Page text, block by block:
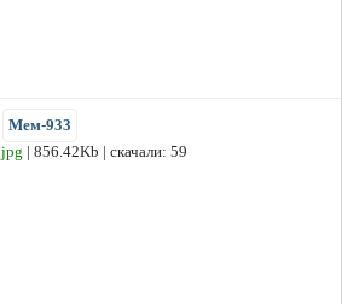
Мем-933
jpg | 856.42Kb | скачали: 59